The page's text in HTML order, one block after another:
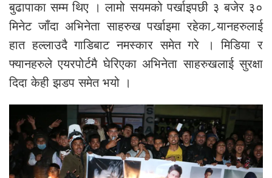
बुढापाका सम्म थिए । लामो सयमको पर्खाइपछी ३ बजेर ३०
मिनेट जाँदा अभिनेता साहरुख पर्खाइमा रहेका र्‍यानहरुलाई
हात हल्लाउदै गाडिबाट नमस्कार समेत गरे । मिडिया र
फ्यानहरुले एयरपोर्टमै घेरिएका अभिनेता साहरुखलाई सुरक्षा
दिदा केही झडप समेत भयो ।